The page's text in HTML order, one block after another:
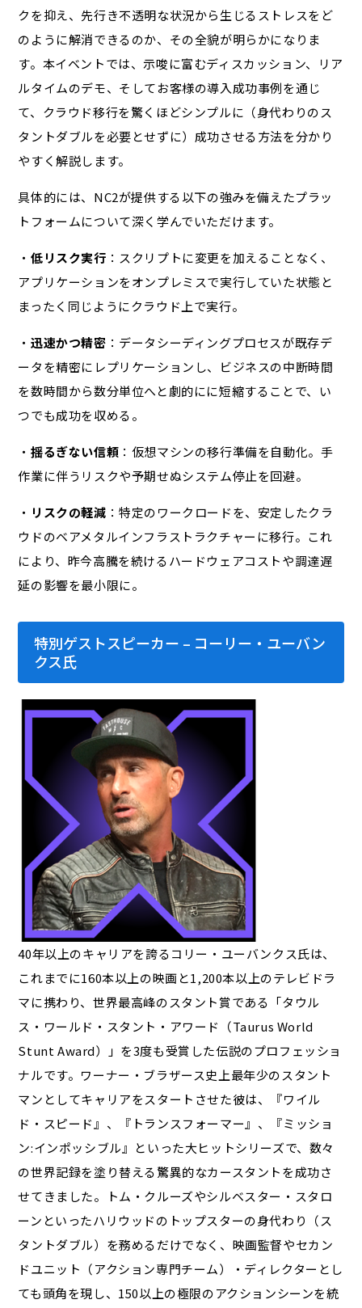
クを抑え、先行き不透明な状況から生じるストレスをど
のように解消できるのか、その全貌が明らかになりま
す。本イベントでは、示唆に富むディスカッション、リア
ルタイムのデモ、そしてお客様の導入成功事例を通じ
て、クラウド移行を驚くほどシンプルに（身代わりのス
タントダブルを必要とせずに）成功させる方法を分かり
やすく解説します。
具体的には、NC2が提供する以下の強みを備えたプラッ
トフォームについて深く学んでいただけます。
・低リスク実行 ：スクリプトに変更を加えることなく、
アプリケーションをオンプレミスで実行していた状態と
まったく同じようにクラウド上で実行。
・迅速かつ精密 ：データシーディングプロセスが既存デ
ータを精密にレプリケーションし、ビジネスの中断時間
を数時間から数分単位へと劇的にに短縮することで、い
つでも成功を収める。
・揺るぎない信頼 ：仮想マシンの移行準備を自動化。手
作業に伴うリスクや予期せぬシステム停止を回避。
・ リスクの軽減 ：特定のワークロードを、安定したクラ
ウドのベアメタルインフラストラクチャーに移行。これ
により、昨今高騰を続けるハードウェアコストや調達遅
延の影響を最小限に。
特別ゲストスピーカー – コーリー・ユーバン
クス氏
40年以上のキャリアを誇るコリー・ユーバンクス氏は、
これまでに160本以上の映画と1,200本以上のテレビドラ
マに携わり、世界最高峰のスタント賞である「タウル
ス・ワールド・スタント・アワード（Taurus World
Stunt Award）」を3度も受賞した伝説のプロフェッショ
ナルです。ワーナー・ブラザース史上最年少のスタント
マンとしてキャリアをスタートさせた彼は、『ワイル
ド・スピード』、『トランスフォーマー』、『ミッショ
ン:インポッシブル』といった大ヒットシリーズで、数々
の世界記録を塗り替える驚異的なカースタントを成功さ
せてきました。トム・クルーズやシルベスター・スタロ
ーンといったハリウッドのトップスターの身代わり（ス
タントダブル）を務めるだけでなく、映画監督やセカン
ドユニット（アクション専門チーム）・ディレクターとし
ても頭角を現し、150以上の極限のアクションシーンを統